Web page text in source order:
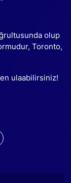
olup
Toronto,
ulaabilirsiniz!